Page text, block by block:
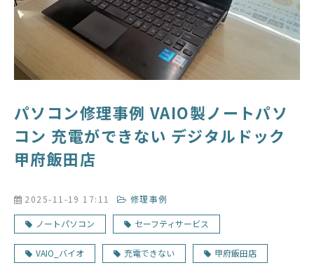
パソコン修理事例 VAIO製ノートパソ
コン 充電ができない デジタルドック
甲府飯田店
2025-11-19 17:11 修理事例
ノートパソコン セーフティサービス
VAIO_バイオ 充電できない 甲府飯田店